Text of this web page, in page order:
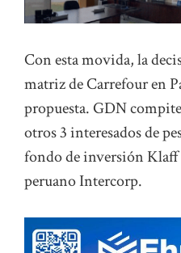
Con esta movida, la
matriz de Carrefour en
propuesta. GDN
otros 3 interesados de
fondo de inversión Klaff
peruano Intercorp.